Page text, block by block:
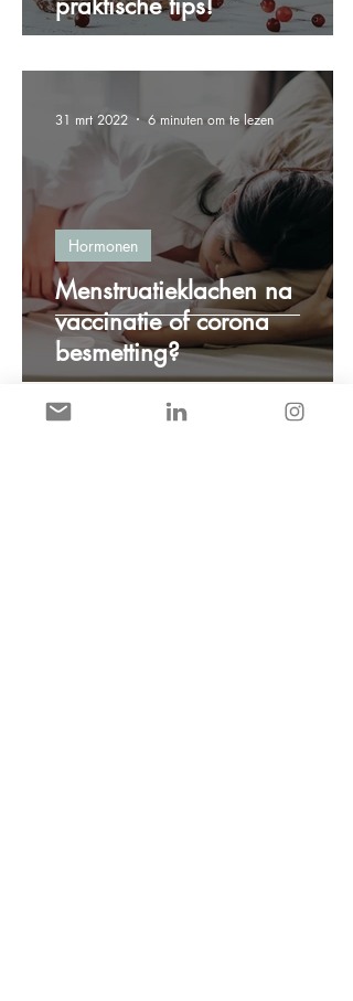
Menstruatieklachen na
vaccinatie of corona
besmetting?
Hormonen
31 mrt 2022 6 minuten om te lezen